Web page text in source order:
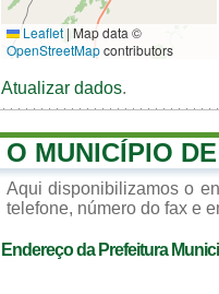
Leaflet | Map data ©
OpenStreetMapcontributors
Atualizar dados.
O MUNICÍPIO
Aqui disponibilizamos o
telefone, número do fax e
Endereço da Prefeitura